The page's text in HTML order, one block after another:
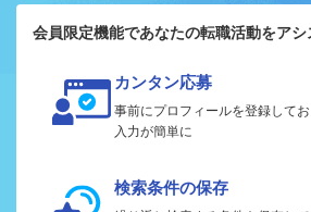
会員限定機能であなたの転職活動をアシ
カンタン応募
事前にプロフィールを登録して
入力が簡単に
検索条件の保存